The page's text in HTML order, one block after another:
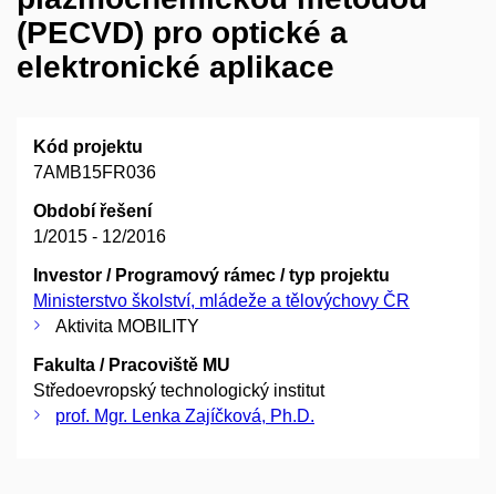
(PECVD) pro optické a
elektronické aplikace
Kód projektu
7AMB15FR036
Období řešení
1/2015 - 12/2016
Investor / Programový rámec / typ projektu
Ministerstvo školství, mládeže a tělovýchovy ČR
Aktivita MOBILITY
Fakulta / Pracoviště MU
Středoevropský technologický institut
prof. Mgr. Lenka Zajíčková, Ph.D.